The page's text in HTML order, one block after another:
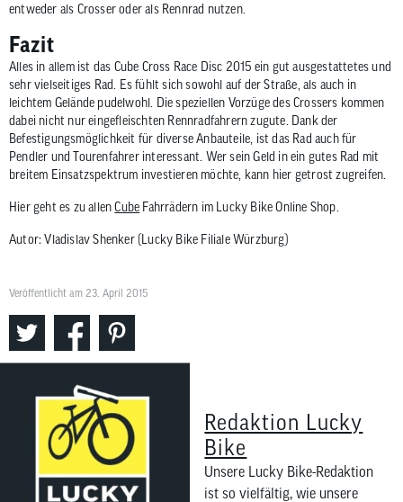
entweder als Crosser oder als Rennrad nutzen.
Fazit
Alles in allem ist das Cube Cross Race Disc 2015 ein gut ausgestattetes und
sehr vielseitiges Rad. Es fühlt sich sowohl auf der Straße, als auch in
leichtem Gelände pudelwohl. Die speziellen Vorzüge des Crossers kommen
dabei nicht nur eingefleischten Rennradfahrern zugute. Dank der
Befestigungsmöglichkeit für diverse Anbauteile, ist das Rad auch für
Pendler und Tourenfahrer interessant. Wer sein Geld in ein gutes Rad mit
breitem Einsatzspektrum investieren möchte, kann hier getrost zugreifen.
Hier geht es zu allenCube Fahrrädern im Lucky Bike Online Shop.
Autor: Vladislav Shenker (Lucky Bike Filiale Würzburg)
Veröffentlicht am 23. April 2015
Redaktion Lucky
Bike
Unsere Lucky Bike-Redaktion
ist so vielfältig, wie unsere